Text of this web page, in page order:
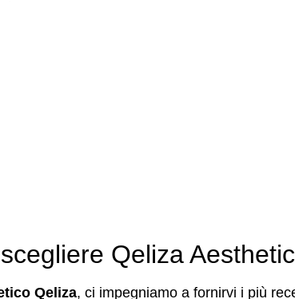
Qeliza
Qeliza, ci impegniamo a fornirvi i più